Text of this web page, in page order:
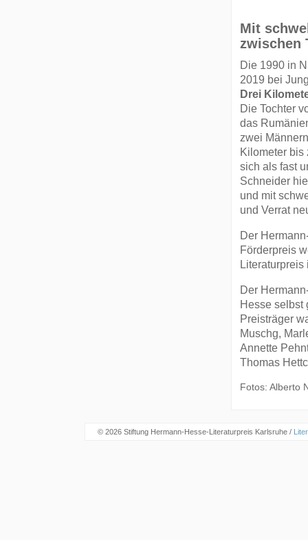
Mit
zwischen
Die 1990 in
2019 bei
Drei
Die Tochter
das
zwei
Kilometer bis
sich als fast
Schneider
und mit
und Verrat
Der
Förderpreis
Literaturpreis
Der
Hesse selbst
Preisträger
Muschg,
Annette
Thomas
Fotos: Alberto
© 2026 Stiftung Hermann-Hesse-Literaturpreis Karlsruhe /